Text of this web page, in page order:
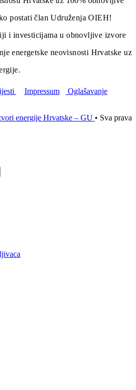
postati član Udruženja OIEH!
i investicijama u obnovljive izvore
energetske neovisnosti Hrvatske uz
Impressum
Oglašavanje
energije Hrvatske – GU • Sva prava